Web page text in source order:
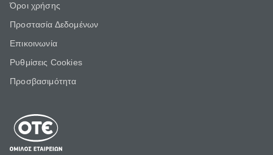
Όροι χρήσης
Προστασία Δεδομένων
Επικοινωνία
Ρυθμίσεις Cookies
Προσβασιμότητα